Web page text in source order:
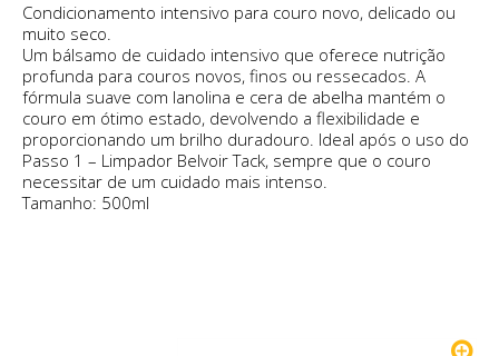
Condicionamento intensivo para couro novo, delicado ou
muito seco.
Um bálsamo de cuidado intensivo que oferece nutrição
profunda para couros novos, finos ou ressecados. A
fórmula suave com lanolina e cera de abelha mantém o
couro em ótimo estado, devolvendo a flexibilidade e
proporcionando um brilho duradouro. Ideal após o uso do
Passo 1 – Limpador Belvoir Tack, sempre que o couro
necessitar de um cuidado mais intenso.
Tamanho: 500ml